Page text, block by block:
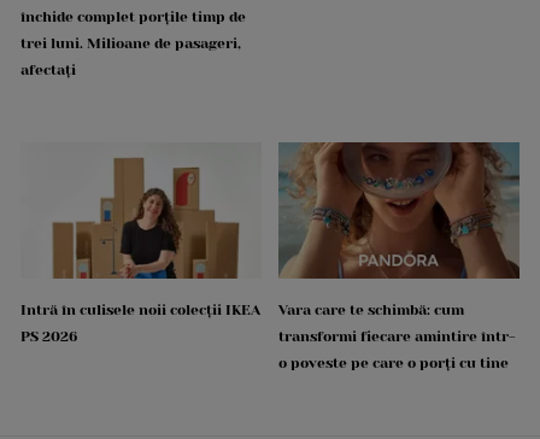
închide complet porțile timp de
trei luni. Milioane de pasageri,
afectați
Intră în culisele noii colecții IKEA
PS 2026
Vara care te schimbă: cum
transformi fiecare amintire într-
o poveste pe care o porți cu tine